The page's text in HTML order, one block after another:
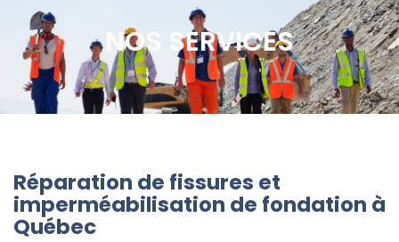
NOS SERVICES
Réparation de fissures et
imperméabilisation de fondation à
Québec